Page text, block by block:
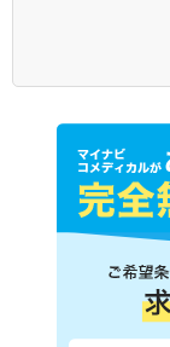
ＪＲ五日市線
ＪＲ埼京線
ＪＲ京葉線(東
ＪＲ湘南新宿ラ
－武蔵小杉)
西武池袋線
西武多摩湖線